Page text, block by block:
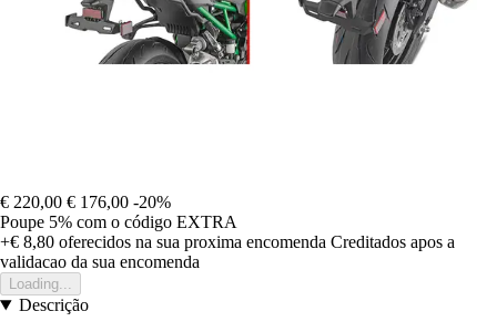
€ 220,00 € 176,00 -20%
Poupe 5% com o código EXTRA
+€ 8,80 oferecidos na sua proxima encomenda Creditados apos a
validacao da sua encomenda
Loading...
Descrição